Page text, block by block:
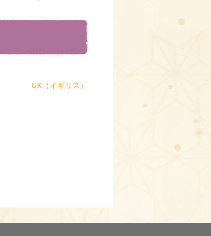
UK（イギリス）